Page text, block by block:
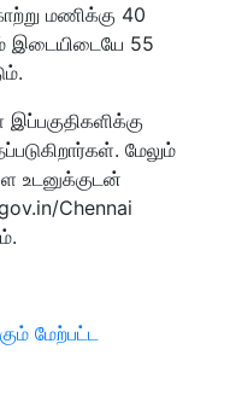
மணிக்கு 40
இடையிடையே 55
மேலும்
உடனுக்குடன்
Chennai
மேற்பட்ட